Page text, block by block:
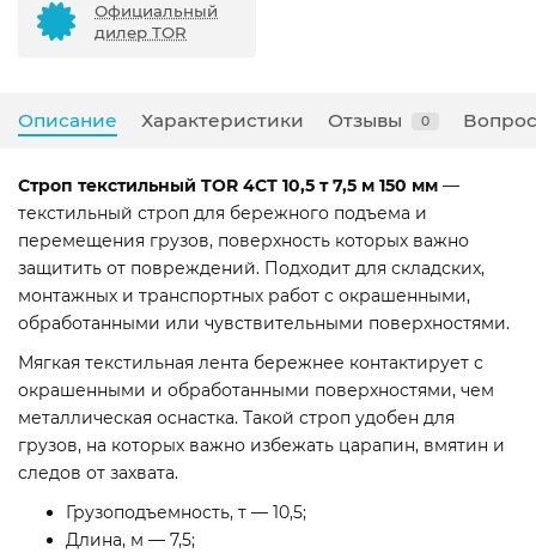
Официальный
дилер TOR
Описание Характеристики Отзывы 0
Строп текстильный TOR 4СТ 10,5 т 7,5 м 150 мм —
текстильный строп для бережного подъема и
перемещения грузов, поверхность которых важно
защитить от повреждений. Подходит для складских,
монтажных и транспортных работ с окрашенными,
обработанными или чувствительными поверхностями.
Мягкая текстильная лента бережнее контактирует с
окрашенными и обработанными поверхностями, чем
металлическая оснастка. Такой строп удобен для
грузов, на которых важно избежать царапин, вмятин и
следов от захвата.
Грузоподъемность, т — 10,5;
Длина, м — 7,5;